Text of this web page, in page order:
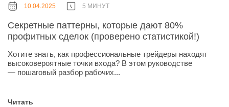
10.04.2025 5 МИНУТ
Секретные паттерны, которые дают 80%
профитных сделок (проверено статистикой!)
Хотите знать, как профессиональные трейдеры находят
высоковероятные точки входа? В этом руководстве
— пошаговый разбор рабочих...
Читать